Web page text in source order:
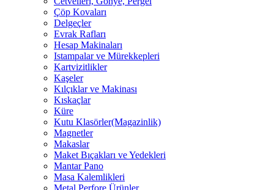
Çöp Kovaları
Delgeçler
Evrak Rafları
Hesap Makinaları
Istampalar ve Mürekkepleri
Kartvizitlikler
Kaşeler
Kılçıklar ve Makinası
Kıskaçlar
Küre
Kutu Klasörler(Magazinlik)
Magnetler
Makaslar
Maket Bıçakları ve Yedekleri
Mantar Pano
Masa Kalemlikleri
Metal Perfore Ürünler